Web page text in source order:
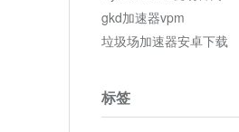
gkd加速器vpm
垃圾场加速器安卓下载
标签